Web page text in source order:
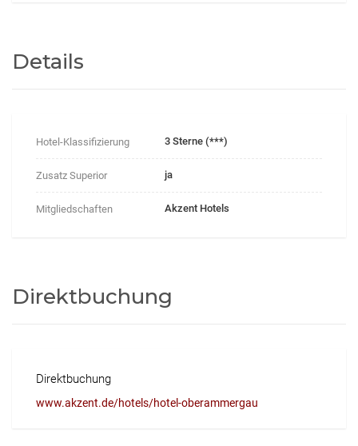
Details
Hotel-Klassifizierung 3 Sterne (***)
Zusatz Superior ja
Mitgliedschaften Akzent Hotels
Direktbuchung
Direktbuchung
www.akzent.de/hotels/hotel-oberammergau